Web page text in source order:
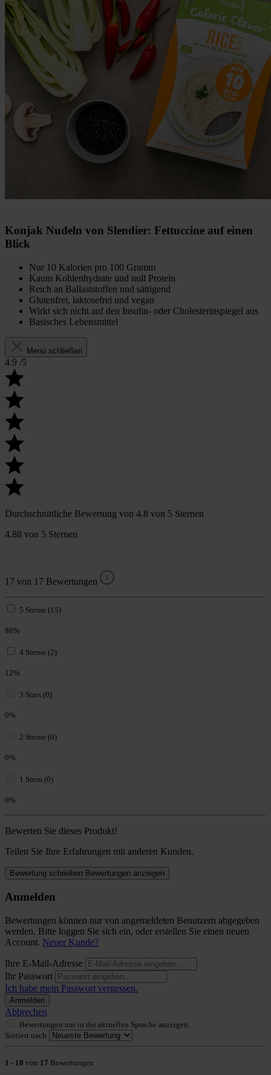
Konjak Nudeln von Slendier: Fettuccine auf einen
Blick
Nur 10 Kalorien pro 100 Gramm
Kaum Kohlenhydrate und null Protein
Reich an Ballaststoffen und sättigend
Glutenfrei, laktosefrei und vegan
Wirkt sich nicht auf den Insulin- oder Cholesterinspiegel aus
Basisches Lebensmittel
Menü schließen
4.9 /5
Durchschnittliche Bewertung von 4.8 von 5 Sternen
4.88 von 5 Sternen
17 von 17 Bewertungen
5 Sterne (15)
88%
4 Sterne (2)
12%
3 Stars (0)
0%
2 Sterne (0)
0%
1 Stern (0)
0%
Bewerten Sie dieses Produkt!
Teilen Sie Ihre Erfahrungen mit anderen Kunden.
Bewertung schreiben Bewertungen anzeigen
Anmelden
Bewertungen können nur von angemeldeten Benutzern abgegeben
werden. Bitte loggen Sie sich ein, oder erstellen Sie einen neuen
Account. Neuer Kunde?
Ihre E-Mail-Adresse
Ihr Passwort
Ich habe mein Passwort vergessen.
Anmelden
Abbrechen
Bewertungen nur in der aktuellen Sprache anzeigen.
Sortiert nach
1 - 10 von 17 Bewertungen